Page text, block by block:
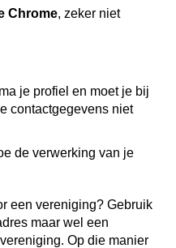
Chrome, zeker niet
je profiel en moet je bij
contactgegevens niet
de verwerking van je
een vereniging? Gebruik
maar wel een
Op die manier